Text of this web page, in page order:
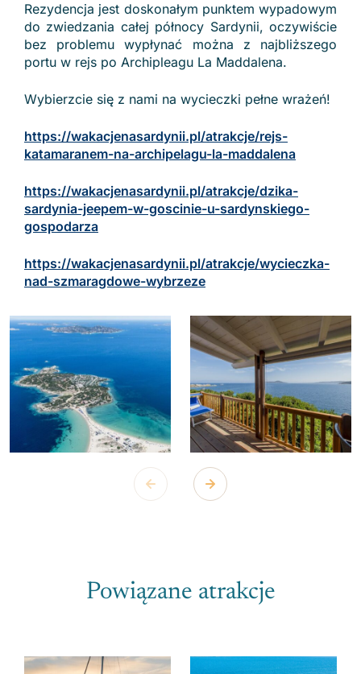
Rezydencja jest doskonałym punktem wypadowym
do zwiedzania całej północy Sardynii, oczywiście
bez problemu wypłynać można z najbliższego
portu w rejs po Archipleagu La Maddalena.
Wybierzcie się z nami na wycieczki pełne wrażeń!
https://wakacjenasardynii.pl/atrakcje/rejs-
katamaranem-na-archipelagu-la-maddalena
https://wakacjenasardynii.pl/atrakcje/dzika-
sardynia-jeepem-w-goscinie-u-sardynskiego-
gospodarza
https://wakacjenasardynii.pl/atrakcje/wycieczka-
nad-szmaragdowe-wybrzeze
Powiązane atrakcje